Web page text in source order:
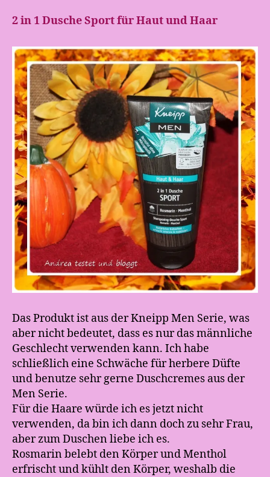
2 in 1 Dusche Sport für Haut und Haar
Das Produkt ist aus der Kneipp Men Serie, was
aber nicht bedeutet, dass es nur das männliche
Geschlecht verwenden kann. Ich habe
schließlich eine Schwäche für herbere Düfte
und benutze sehr gerne Duschcremes aus der
Men Serie.
Für die Haare würde ich es jetzt nicht
verwenden, da bin ich dann doch zu sehr Frau,
aber zum Duschen liebe ich es.
Rosmarin belebt den Körper und Menthol
erfrischt und kühlt den Körper, weshalb die